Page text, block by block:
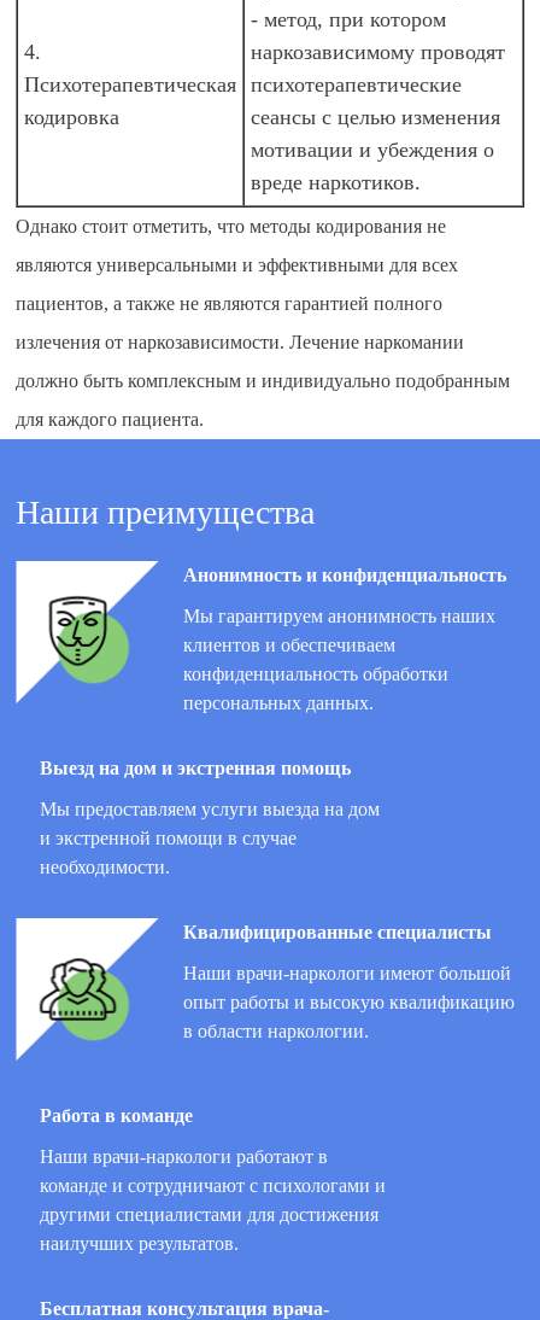
4.
Психотерапевтическая
кодировка
- метод, при котором
наркозависимому проводят
психотерапевтические
сеансы с целью изменения
мотивации и убеждения о
вреде наркотиков.
Однако стоит отметить, что методы кодирования не
являются универсальными и эффективными для всех
пациентов, а также не являются гарантией полного
излечения от наркозависимости. Лечение наркомании
должно быть комплексным и индивидуально подобранным
для каждого пациента.
Наши преимущества
Анонимность и конфиденциальность
Мы гарантируем анонимность наших
клиентов и обеспечиваем
конфиденциальность обработки
персональных данных.
Выезд на дом и экстренная помощь
Мы предоставляем услуги выезда на дом
и экстренной помощи в случае
необходимости.
Квалифицированные специалисты
Наши врачи-наркологи имеют большой
опыт работы и высокую квалификацию
в области наркологии.
Работа в команде
Наши врачи-наркологи работают в
команде и сотрудничают с психологами и
другими специалистами для достижения
наилучших результатов.
Бесплатная консультация врача-